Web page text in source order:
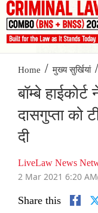
Home / मुख्य सुर्खियां /
बॉम्बे
दासगुप्ता को
दी
LiveLaw News
2 Mar 2021 6:20 AM
Share this